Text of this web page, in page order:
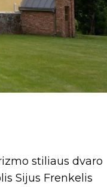
stiliaus dvaro
Sijus Frenkelis